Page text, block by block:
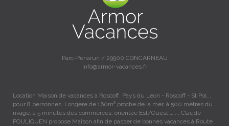
Parc-Penarun / 29900 CONCARNEAU
info@armor-vacances.fr
Location Maison de vacances à Roscoff, Pays du Léon - Roscoff - St Pol...,
pour 8 personnes. Longère de 160m² proche de la mer, à 500 mètres du
rivage, à 5 minutes des commerces, orientée Est/Ouest,….... Claude
POULIQUEN propose Maison afin de passer de bonnes vacances à Route